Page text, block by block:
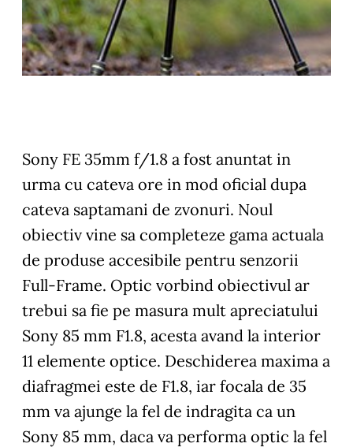
Sony FE 35mm f/1.8 a fost anuntat in
urma cu cateva ore in mod oficial dupa
cateva saptamani de zvonuri. Noul
obiectiv vine sa completeze gama actuala
de produse accesibile pentru senzorii
Full-Frame. Optic vorbind obiectivul ar
trebui sa fie pe masura mult apreciatului
Sony 85 mm F1.8, acesta avand la interior
11 elemente optice. Deschiderea maxima a
diafragmei este de F1.8, iar focala de 35
mm va ajunge la fel de indragita ca un
Sony 85 mm, daca va performa optic la fel